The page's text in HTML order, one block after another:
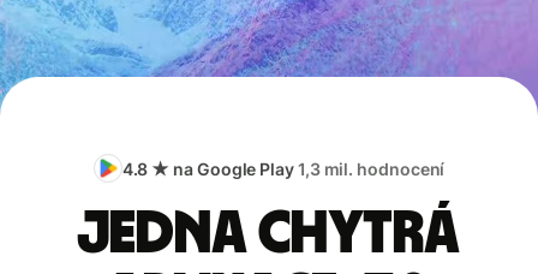
4.8 ★ na Google Play1,3 mil. hodnocení
Jedna chytrá